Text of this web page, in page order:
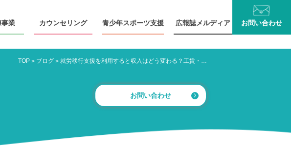
事業 カウンセ リング 青少年スポーツ支援 広報誌メルディア お問い合わせ
TOP > ブログ > 就労移行支援を利用すると収入はどう変わる？工賃・給料・制度の違いを知らないと損する話
お問い合わせ